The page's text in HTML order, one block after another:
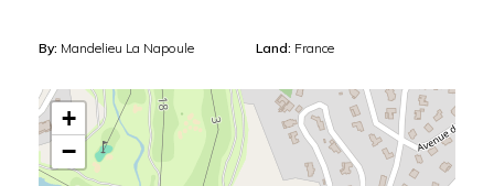
By: Mandelieu La Napoule Land: France
+
−